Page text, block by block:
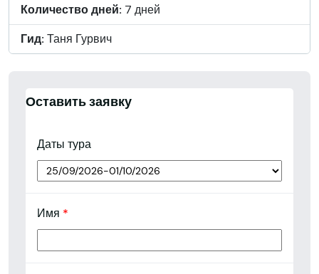
Количество дней: 7 дней
Гид: Таня Гурвич
Оставить заявку
Даты тура
Имя *